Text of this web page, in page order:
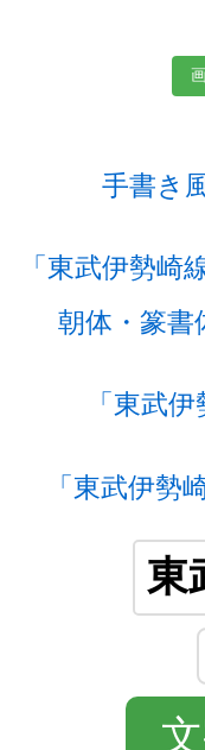
手書き
「東武伊勢崎
朝体・篆
「東武
「東武伊勢